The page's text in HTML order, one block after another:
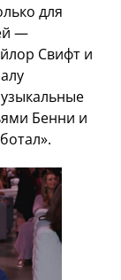
для
—
Свифт и
Бенни и